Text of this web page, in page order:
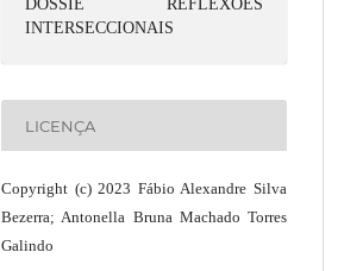
DOSSIÊ REFLEXÕES
INTERSECCIONAIS
LICENÇA
Copyright (c) 2023 Fábio Alexandre Silva
Bezerra; Antonella Bruna Machado Torres
Galindo